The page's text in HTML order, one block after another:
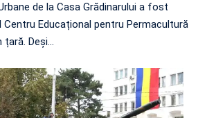
de la Casa Grădinarului a fost
Centru Educațional pentru Permacultură
țară. Deși…